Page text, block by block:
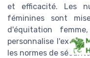
et efficacité. Les
féminines sont
d'équitation
personnalise
les normes de